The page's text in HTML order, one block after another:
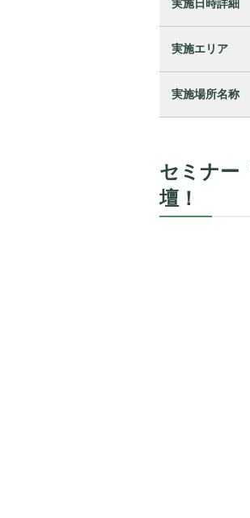
実施日時詳細
実施エリア
実施場所名称
セミナー
壇！